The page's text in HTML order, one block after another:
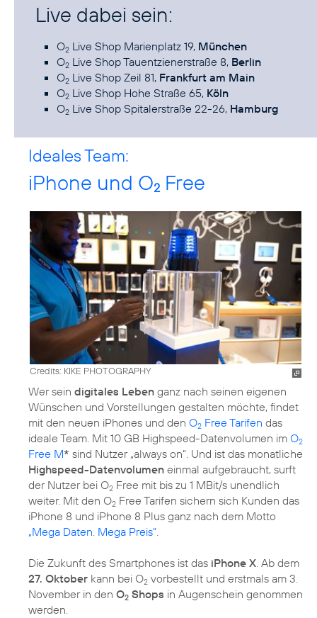
Live dabei sein:
O2 Live Shop Marienplatz 19, München
O2 Live Shop Tauentzienerstraße 8, Berlin
O2 Live Shop Zeil 81, Frankfurt am Main
O2 Live Shop Hohe Straße 65, Köln
O2 Live Shop Spitalerstraße 22-26, Hamburg
Ideales Team:
iPhone und O2 Free
Credits: KIKE PHOTOGRAPHY
Wer sein digitales Leben ganz nach seinen eigenen
Wünschen und Vorstellungen gestalten möchte, findet
mit den neuen iPhones und den O2 Free Tarifen das
ideale Team. Mit 10 GB Highspeed-Datenvolumen im O2
Free M* sind Nutzer „always on“. Und ist das monatliche
Highspeed-Datenvolumen einmal aufgebraucht, surft
der Nutzer bei O2 Free mit bis zu 1 MBit/s unendlich
weiter. Mit den O2 Free Tarifen sichern sich Kunden das
iPhone 8 und iPhone 8 Plus ganz nach dem Motto
„Mega Daten. Mega Preis“.
Die Zukunft des Smartphones ist das iPhone X. Ab dem
27. Oktober kann bei O2 vorbestellt und erstmals am 3.
November in den O2 Shops in Augenschein genommen
werden.